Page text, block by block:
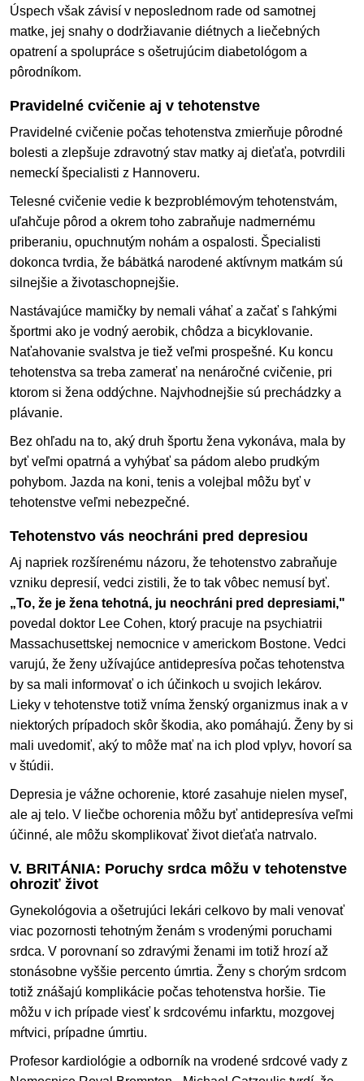
Úspech však závisí v neposlednom rade od samotnej
matke, jej snahy o dodržiavanie diétnych a liečebných
opatrení a spolupráce s ošetrujúcim diabetológom a
pôrodníkom.
Pravidelné cvičenie aj v tehotenstve
Pravidelné cvičenie počas tehotenstva zmierňuje pôrodné
bolesti a zlepšuje zdravotný stav matky aj dieťaťa, potvrdili
nemeckí špecialisti z Hannoveru.
Telesné cvičenie vedie k bezproblémovým tehotenstvám,
uľahčuje pôrod a okrem toho zabraňuje nadmernému
priberaniu, opuchnutým nohám a ospalosti. Špecialisti
dokonca tvrdia, že bábätká narodené aktívnym matkám sú
silnejšie a životaschopnejšie.
Nastávajúce mamičky by nemali váhať a začať s ľahkými
športmi ako je vodný aerobik, chôdza a bicyklovanie.
Naťahovanie svalstva je tiež veľmi prospešné. Ku koncu
tehotenstva sa treba zamerať na nenáročné cvičenie, pri
ktorom si žena oddýchne. Najvhodnejšie sú prechádzky a
plávanie.
Bez ohľadu na to, aký druh športu žena vykonáva, mala by
byť veľmi opatrná a vyhýbať sa pádom alebo prudkým
pohybom. Jazda na koni, tenis a volejbal môžu byť v
tehotenstve veľmi nebezpečné.
Tehotenstvo vás neochráni pred depresiou
Aj napriek rozšírenému názoru, že tehotenstvo zabraňuje
vzniku depresií, vedci zistili, že to tak vôbec nemusí byť.
„To, že je žena tehotná, ju neochráni pred depresiami,"
povedal doktor Lee Cohen, ktorý pracuje na psychiatrii
Massachusettskej nemocnice v americkom Bostone. Vedci
varujú, že ženy užívajúce antidepresíva počas tehotenstva
by sa mali informovať o ich účinkoch u svojich lekárov.
Lieky v tehotenstve totiž vníma ženský organizmus inak a v
niektorých prípadoch skôr škodia, ako pomáhajú. Ženy by si
mali uvedomiť, aký to môže mať na ich plod vplyv, hovorí sa
v štúdii.
Depresia je vážne ochorenie, ktoré zasahuje nielen myseľ,
ale aj telo. V liečbe ochorenia môžu byť antidepresíva veľmi
účinné, ale môžu skomplikovať život dieťaťa natrvalo.
V. BRITÁNIA: Poruchy srdca môžu v tehotenstve
ohroziť život
Gynekológovia a ošetrujúci lekári celkovo by mali venovať
viac pozornosti tehotným ženám s vrodenými poruchami
srdca. V porovnaní so zdravými ženami im totiž hrozí až
stonásobne vyššie percento úmrtia. Ženy s chorým srdcom
totiž znášajú komplikácie počas tehotenstva horšie. Tie
môžu v ich prípade viesť k srdcovému infarktu, mozgovej
mŕtvici, prípadne úmrtiu.
Profesor kardiológie a odborník na vrodené srdcové vady z